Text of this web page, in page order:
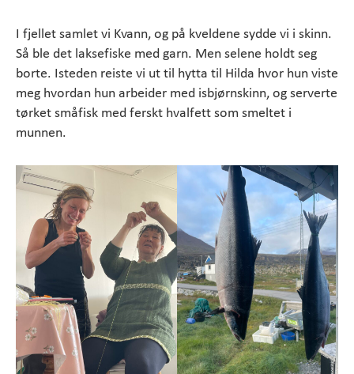
I fjellet samlet vi Kvann, og på kveldene sydde vi i skinn.
Så ble det laksefiske med garn. Men selene holdt seg
borte. Isteden reiste vi ut til hytta til Hilda hvor hun viste
meg hvordan hun arbeider med isbjørnskinn, og serverte
tørket småfisk med ferskt hvalfett som smeltet i
munnen.